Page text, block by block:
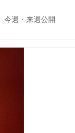
今週・来週公開